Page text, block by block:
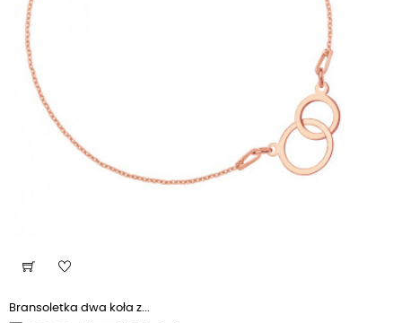
Bransoletka dwa koła z...